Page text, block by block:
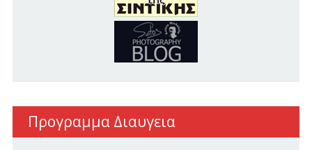
Προγραμμα Διαυγεια